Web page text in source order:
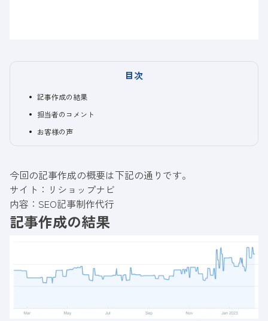
目次
記事作成の結果
担当者のコメント
お客様の声
今回の記事作成の概要は下記の通りです。
サイト：リショップナビ
内容： SEO記事制作代行
記事作成の結果